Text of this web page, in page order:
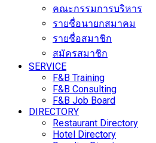
คณะกรรมการบริหาร
รายชื่อนายกสมาคม
รายชื่อสมาชิก
สมัครสมาชิก
SERVICE
F&B Training
F&B Consulting
F&B Job Board
DIRECTORY
Restaurant Directory
Hotel Directory